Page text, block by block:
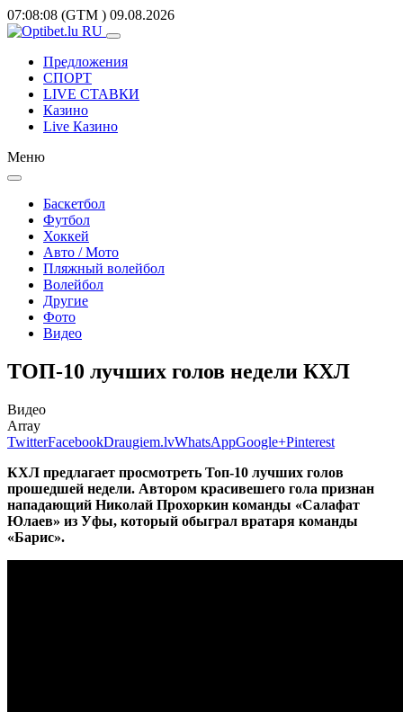
07:08:08 (GTM ) 09.08.2026
Предложения
СПОРТ
LIVE СТАВКИ
Казино
Live Казино
Меню
Баскетбол
Футбол
Хоккей
Авто / Мото
Пляжный волейбол
Волейбол
Другие
Фото
Видео
ТОП-10 лучших голов недели КХЛ
Видео
Array
TwitterFacebookDraugiem.lvWhatsAppGoogle+Pinterest
КХЛ предлагает просмотреть Топ-10 лучших голов
прошедшей недели. Автором красивешего гола признан
нападающий Николай Прохоркин команды «Салафат
Юлаев» из Уфы, который обыграл вратаря команды
«Барис».